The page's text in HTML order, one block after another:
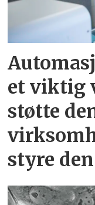
et viktig
støtte
styre den